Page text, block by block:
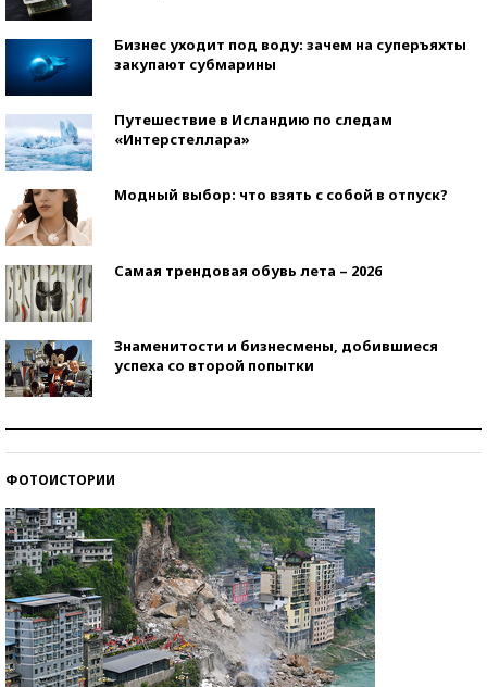
Бизнес уходит под воду: зачем на суперъяхты
закупают субмарины
Путешествие в Исландию по следам
«Интерстеллара»
Модный выбор: что взять с собой в отпуск?
Самая трендовая обувь лета – 2026
Знаменитости и бизнесмены, добившиеся
успеха со второй попытки
ФОТОИСТОРИИ